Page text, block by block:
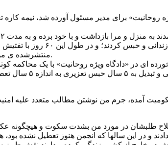
که از سوی «دادگاه ویژه روحانیت» برای مدیر مسئول آورده شد،
(همان کمیته مشترک زمان شاه و موزه ی عبرت
منتشرشده ی من در مطبوعات پرداختند.
با وثیقه ی ۱۰ میلیون تومانی آزاد و پس از ۴ سال و خورده ای در «دادگاه ویژه
طلبشان در مورد من بشدت سکوت و هیچگونه